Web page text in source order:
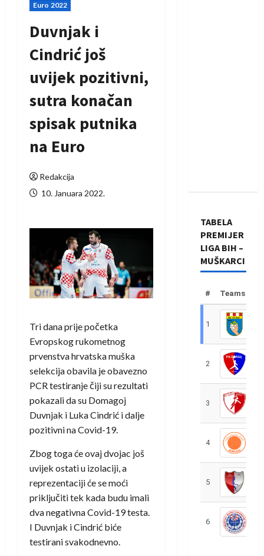
Euro 2022
Duvnjak i
Cindrić još
uvijek pozitivni,
sutra konačan
spisak putnika
na Euro
Redakcija
10. Januara 2022.
Tri dana prije početka
Evropskog rukometnog
prvenstva hrvatska muška
selekcija obavila je obavezno
PCR testiranje čiji su rezultati
pokazali da su Domagoj
Duvnjak i Luka Cindrić i dalje
pozitivni na Covid-19.
Zbog toga će ovaj dvojac još
uvijek ostati u izolaciji, a
reprezentaciji će se moći
priključiti tek kada budu imali
dva negativna Covid-19 testa.
I Duvnjak i Cindrić biće
testirani svakodnevno.
TABELA
PREMIJER
LIGA BIH –
MUŠKARCI
# Teams
1
2
3
4
5
6